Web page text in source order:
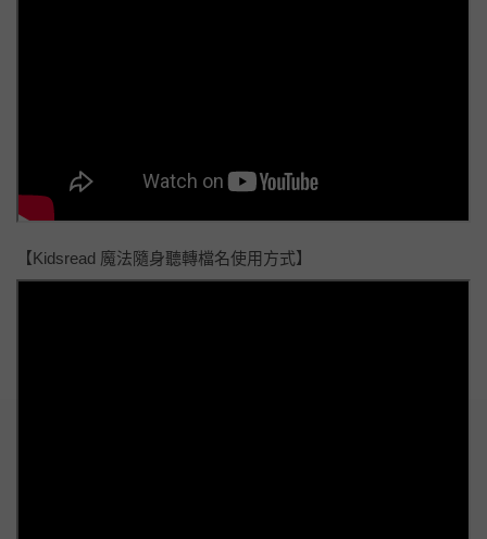
【Kidsread 魔法隨身聽轉檔名使用方式】